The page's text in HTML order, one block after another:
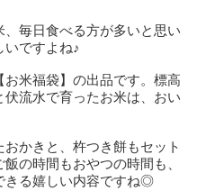
毎日食べる方が多いと思い
いですよね♪
米福袋】の出品です。標高
流水で育ったお米は、おい
かきと、杵つき餅もセット
の時間もおやつの時間も、
きる嬉しい内容ですね◎